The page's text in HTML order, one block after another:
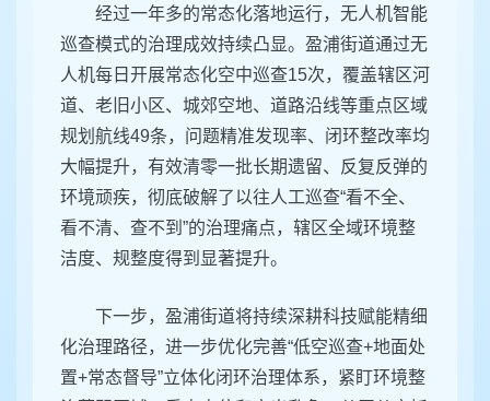
经过一年多的常态化落地运行，无人机智能
巡查模式的治理成效持续凸显。盈浦街道通过无
人机每日开展常态化空中巡查15次，覆盖辖区河
道、老旧小区、城郊空地、道路沿线等重点区域
规划航线49条，问题精准发现率、闭环整改率均
大幅提升，有效清零一批长期遗留、反复反弹的
环境顽疾，彻底破解了以往人工巡查“看不全、
看不清、查不到”的治理痛点，辖区全域环境整
洁度、规整度得到显著提升。
下一步，盈浦街道将持续深耕科技赋能精细
化治理路径，进一步优化完善“低空巡查+地面处
置+常态督导”立体化闭环治理体系，紧盯环境整